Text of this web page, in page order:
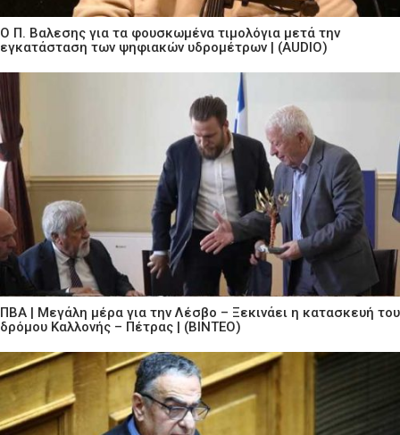
Ο Π. Βαλεσης για τα φουσκωμένα τιμολόγια μετά την
εγκατάσταση των ψηφιακών υδρομέτρων | (AUDIO)
ΠΒΑ | Μεγάλη μέρα για την Λέσβο – Ξεκινάει η κατασκευή του
δρόμου Καλλονής – Πέτρας | (ΒΙΝΤΕΟ)